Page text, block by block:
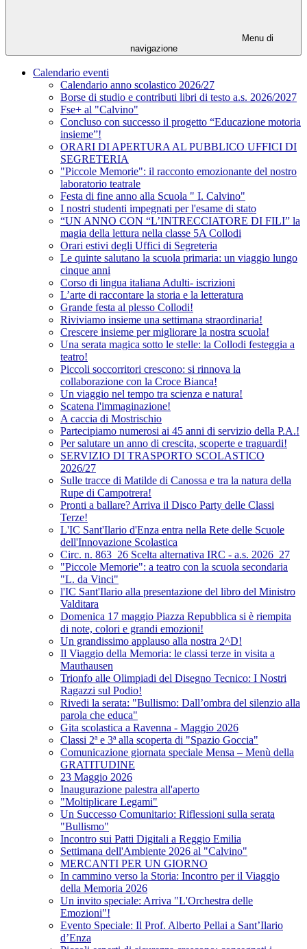
Menu di
navigazione
Calendario eventi
Calendario anno scolastico 2026/27
Borse di studio e contributi libri di testo a.s. 2026/2027
Fse+ al "Calvino"
Concluso con successo il progetto “Educazione motoria
insieme”!
ORARI DI APERTURA AL PUBBLICO UFFICI DI
SEGRETERIA
"Piccole Memorie": il racconto emozionante del nostro
laboratorio teatrale
Festa di fine anno alla Scuola " I. Calvino"
I nostri studenti impegnati per l'esame di stato
“UN ANNO CON “L’INTRECCIATORE DI FILI” la
magia della lettura nella classe 5A Collodi
Orari estivi degli Uffici di Segreteria
Le quinte salutano la scuola primaria: un viaggio lungo
cinque anni
Corso di lingua italiana Adulti- iscrizioni
L’arte di raccontare la storia e la letteratura
Grande festa al plesso Collodi!
Riviviamo insieme una settimana straordinaria!
Crescere insieme per migliorare la nostra scuola!
Una serata magica sotto le stelle: la Collodi festeggia a
teatro!
Piccoli soccorritori crescono: si rinnova la
collaborazione con la Croce Bianca!
Un viaggio nel tempo tra scienza e natura!
Scatena l'immaginazione!
A caccia di Mostrischio
Partecipiamo numerosi ai 45 anni di servizio della P.A.!
Per salutare un anno di crescita, scoperte e traguardi!
SERVIZIO DI TRASPORTO SCOLASTICO
2026/27
Sulle tracce di Matilde di Canossa e tra la natura della
Rupe di Campotrera!
Pronti a ballare? Arriva il Disco Party delle Classi
Terze!
L'IC Sant'Ilario d'Enza entra nella Rete delle Scuole
dell'Innovazione Scolastica
Circ. n. 863_26 Scelta alternativa IRC - a.s. 2026_27
"Piccole Memorie": a teatro con la scuola secondaria
"L. da Vinci"
l'IC Sant'Ilario alla presentazione del libro del Ministro
Valditara
Domenica 17 maggio Piazza Repubblica si è riempita
di note, colori e grandi emozioni!
Un grandissimo applauso alla nostra 2^D!
Il Viaggio della Memoria: le classi terze in visita a
Mauthausen
Trionfo alle Olimpiadi del Disegno Tecnico: I Nostri
Ragazzi sul Podio!
Rivedi la serata: "Bullismo: Dall’ombra del silenzio alla
parola che educa"
Gita scolastica a Ravenna - Maggio 2026
Classi 2ª e 3ª alla scoperta di "Spazio Goccia"
Comunicazione giornata speciale Mensa – Menù della
GRATITUDINE
23 Maggio 2026
Inaugurazione palestra all'aperto
"Moltiplicare Legami"
Un Successo Comunitario: Riflessioni sulla serata
"Bullismo"
Incontro sui Patti Digitali a Reggio Emilia
Settimana dell'Ambiente 2026 al "Calvino"
MERCANTI PER UN GIORNO
In cammino verso la Storia: Incontro per il Viaggio
della Memoria 2026
Un invito speciale: Arriva "L'Orchestra delle
Emozioni"!
Evento Speciale: Il Prof. Alberto Pellai a Sant’Ilario
d’Enza